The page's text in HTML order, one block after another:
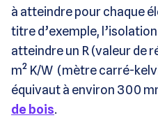
à atteindre pour chaque
titre d’exemple,
atteindre un R (valeur de
m² K/W (mètre carré-
équivaut à environ 300
de bois.